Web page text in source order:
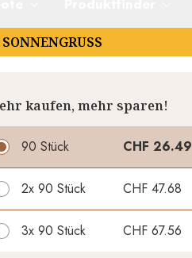
SONNENGRUSS
kaufen, mehr sparen!
90 Stück CHF 26.49
2x 90 Stück CHF 47.68
3x 90 Stück CHF 67.56